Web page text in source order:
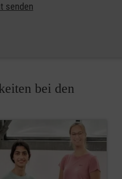
senden
bei den